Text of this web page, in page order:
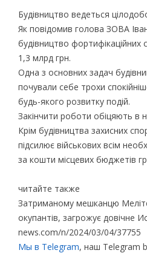
Будівництво ведеться
Як повідомив голова ЗОВА
будівництво фортифікаційних
1,3 млрд грн.
Одна з основних задач
почували себе трохи
будь-якого розвитку подій.
Закінчити роботи обіцяють в
Крім будівництва захисних
підсилює військових всім
за кошти місцевих бюджетів
читайте также
Затриманому мешканцю
окупантів, загрожує довічне
news.com/n/2024/03/04/37755
Мы в Telegram, наш Telegram